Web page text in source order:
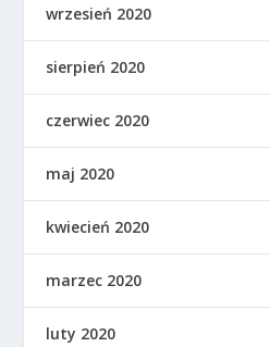
wrzesień 2020
sierpień 2020
czerwiec 2020
maj 2020
kwiecień 2020
marzec 2020
luty 2020